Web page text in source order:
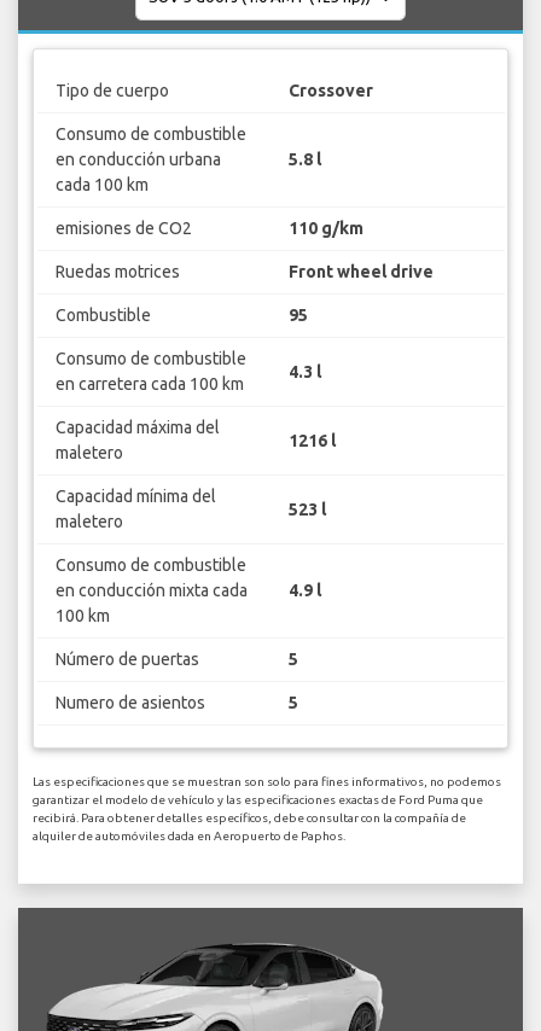
Tipo de cuerpo Crossover
Consumo de combustible
en conducción urbana
cada 100 km
5.8 l
emisiones de CO2 110 g/km
Ruedas motrices Front wheel drive
Combustible 95
Consumo de combustible
en carretera cada 100 km
4.3 l
Capacidad máxima del
maletero
1216 l
Capacidad mínima del
maletero
523 l
Consumo de combustible
en conducción mixta cada
100 km
4.9 l
Número de puertas 5
Numero de asientos 5
Las especificaciones que se muestran son solo para fines informativos, no podemos
garantizar el modelo de vehículo y las especificaciones exactas de Ford Puma que
recibirá. Para obtener detalles específicos, debe consultar con la compañía de
alquiler de automóviles dada en Aeropuerto de Paphos.